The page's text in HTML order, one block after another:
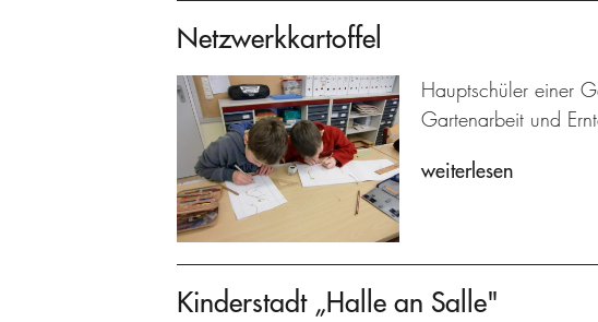
Netzwerkkartoffel
Hauptschüler einer
Gartenarbeit und
weiterlesen
Kinderstadt „Halle an Salle"